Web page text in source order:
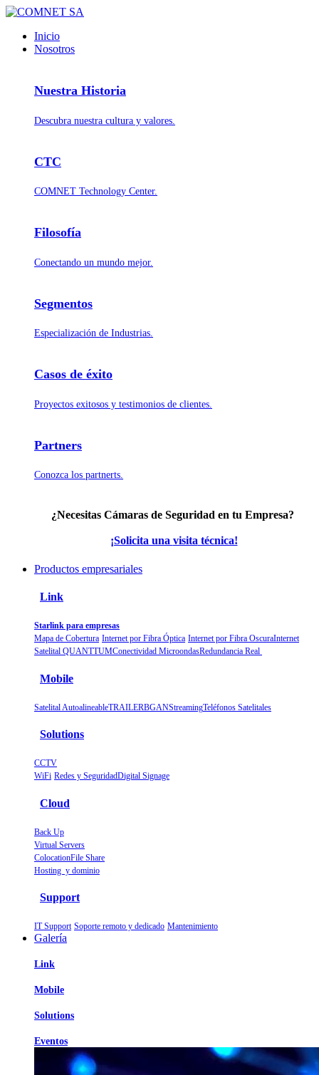
Inicio
Nosotros
Nuestra Historia
Descubra nuestra cultura y valores.
CTC
COMNET Technology Center.
Filosofía
Conectando un mundo mejor.
Segmentos
Especialización de Industrias.
Casos de éxito
Proyectos exitosos y testimonios de clientes.
Partners
Conozca los partnerts.
¿Necesitas Cámaras de Seguridaden tu Empresa?
¡Solicita una visitatécnica!
Productos empresariales
Link
Starlink para empresas
Mapa de Cobertura Internet por Fibra Óptica Internet por Fibra OscuraInternet
Satelital QUANTTUMConectividad MicroondasRedundancia Real
Mobile
Satelital AutoalineableTRAILERBGANStreamingTeléfonos Satelitales
Solutions
CCTV
WiFi Redes y SeguridadDigital Signage
Cloud
Back Up
Virtual Servers
ColocationFile Share
Hosting y dominio
Support
IT Support Soporte remoto y dedicado Mantenimiento
Galería
Link
Mobile
Solutions
Eventos